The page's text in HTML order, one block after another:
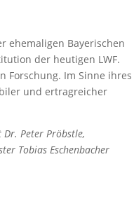
ehemaligen Bayerischen
der heutigen LWF.
Forschung. Im Sinne ihres
und ertragreicher
Peter Pröbstle,
Tobias Eschenbacher